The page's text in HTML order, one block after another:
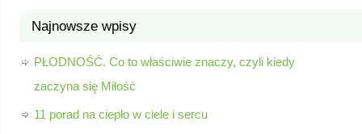
Najnowsze wpisy
PŁODNOŚĆ. Co to właściwie znaczy, czyli kiedy
zaczyna się Miłość
11 porad na ciepło w ciele i sercu